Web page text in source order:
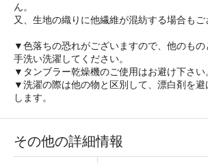
ん。
又、生地の織りに他繊維が混紡する場合もご
▼色落ちの恐れがございますので、他のもの
手洗い洗濯してください。
▼タンブラー乾燥機のご使用はお避け下さい
▼洗濯の際は他の物と区別して、漂白剤を避
します。
その他の詳細情報